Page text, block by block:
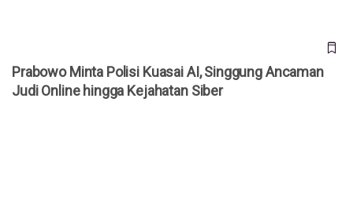
Prabowo Minta Polisi Kuasai AI, Singgung Ancaman
Judi Online hingga Kejahatan Siber